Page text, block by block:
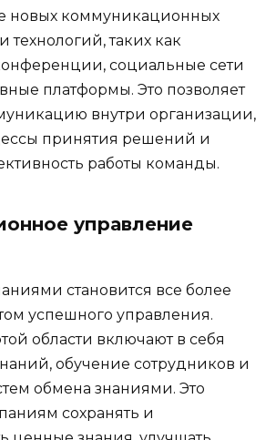
новых коммуникационных
технологий, таких как
социальные сети
платформы. Это позволяет
внутри организации,
принятия решений и
работы команды.
управление
становится все более
успешного управления.
области включают в себя
обучение сотрудников и
обмена знаниями. Это
сохранять и